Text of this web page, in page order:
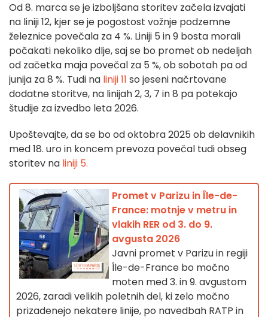
Od 8. marca se je izboljšana storitev začela izvajati
na liniji 12, kjer se je pogostost vožnje podzemne
železnice povečala za 4 %. Liniji 5 in 9 bosta morali
počakati nekoliko dlje, saj se bo promet ob nedeljah
od začetka maja povečal za 5 %, ob sobotah pa od
junija za 8 %. Tudi na liniji 11 so jeseni načrtovane
dodatne storitve, na linijah 2, 3, 7 in 8 pa potekajo
študije za izvedbo leta 2026.
Upoštevajte, da se bo od oktobra 2025 ob delavnikih
med 18. uro in koncem prevoza povečal tudi obseg
storitev na liniji 5.
Promet v Parizu in Île-de-
France: motnje v metru in
vlakih RER od 3. do 9.
avgusta 2026
Javni promet v Parizu in regiji
Île-de-France bo močno
moten med 3. in 9. avgustom
2026, zaradi velikih poletnih del, ki zelo močno
prizadenejo nekatere linije, po navedbah RATP in